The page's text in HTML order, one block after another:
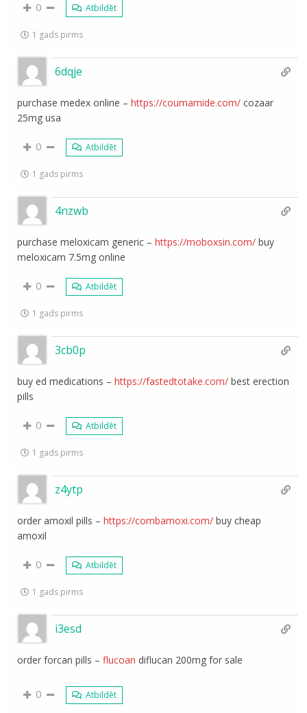
0 Atbildēt
1 gads pirms
6dqje
purchase medex online –https://coumamide.com/ cozaar
25mg usa
0 Atbildēt
1 gads pirms
4nzwb
purchase meloxicam generic –https://moboxsin.com/ buy
meloxicam 7.5mg online
0 Atbildēt
1 gads pirms
3cb0p
buy ed medications –https://fastedtotake.com/ best erection
pills
0 Atbildēt
1 gads pirms
z4ytp
order amoxil pills –https://combamoxi.com/ buy cheap
amoxil
0 Atbildēt
1 gads pirms
i3esd
order forcan pills –flucoan diflucan 200mg for sale
0 Atbildēt